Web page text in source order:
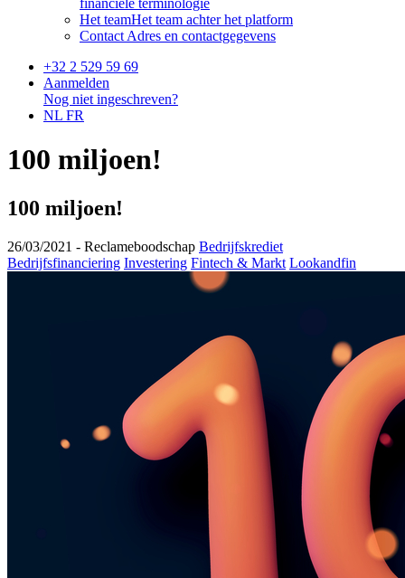
financiële terminologie
Het teamHet team achter het platform
Contact Adres en contactgegevens
+32 2 529 59 69
Aanmelden
Nog niet ingeschreven?
NL FR
100 miljoen!
100 miljoen!
26/03/2021 - Reclameboodschap Bedrijfskrediet
Bedrijfsfinanciering Investering Fintech & Markt Lookandfin